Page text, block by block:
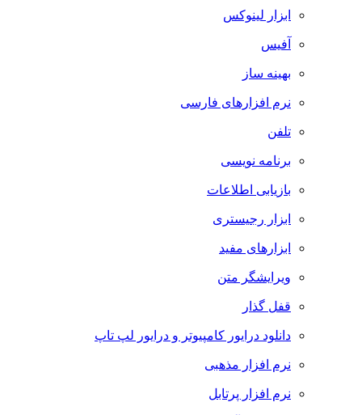
ابزار لینوکس
آفیس
بهینه ساز
نرم افزارهای فارسی
تلفن
برنامه نویسی
بازیابی اطلاعات
ابزار رجیستری
ابزارهای مفید
ویرایشگر متن
قفل گذار
دانلود درایور کامپیوتر و درایور لپ تاپ
نرم افزار مذهبی
نرم افزار پرتابل